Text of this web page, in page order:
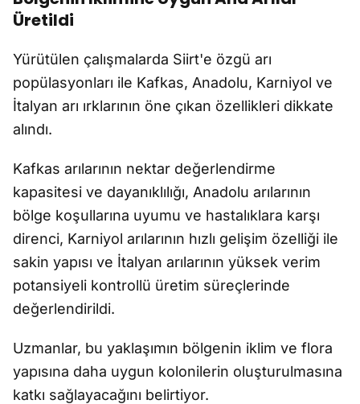
Üretildi
Yürütülen çalışmalarda Siirt'e özgü arı
popülasyonları ile Kafkas, Anadolu, Karniyol ve
İtalyan arı ırklarının öne çıkan özellikleri dikkate
alındı.
Kafkas arılarının nektar değerlendirme
kapasitesi ve dayanıklılığı, Anadolu arılarının
bölge koşullarına uyumu ve hastalıklara karşı
direnci, Karniyol arılarının hızlı gelişim özelliği ile
sakin yapısı ve İtalyan arılarının yüksek verim
potansiyeli kontrollü üretim süreçlerinde
değerlendirildi.
Uzmanlar, bu yaklaşımın bölgenin iklim ve flora
yapısına daha uygun kolonilerin oluşturulmasına
katkı sağlayacağını belirtiyor.